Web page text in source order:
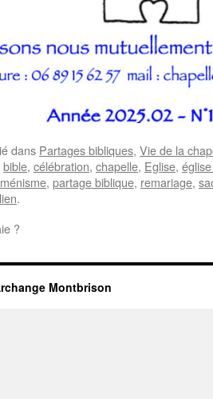
dans Partages bibliques, Vie de la
bible, célébration, chapelle, Eglise,
, partage biblique, remariage,
.
?
Montbrison